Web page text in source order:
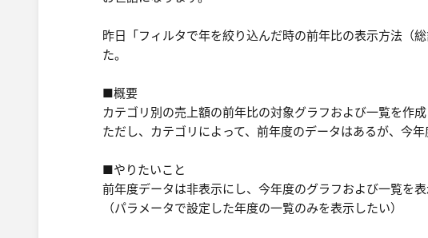
昨日「フィルタで年を絞り込んだ時の前年比の表示方法（
た。​
■概要
カテゴリ別の売上額の前年比の対象グラフおよび一覧を作
ただし、カテゴリによって、前年度のデータはあるが、今
■やりたいこと
前年度データは非表示にし、今年度のグラフおよび一覧​を
（パラメータで設定した年度の一覧のみを表示したい）​